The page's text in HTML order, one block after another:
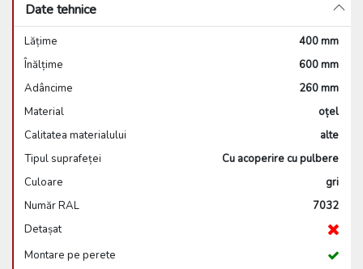
Date tehnice
Lățime
400 mm
Înălțime
600 mm
Adâncime
260 mm
Material
oțel
Calitatea materialului
alte
Tipul suprafeței
Cu acoperire cu pulbere
Culoare
gri
Număr RAL
7032
Detașat
Montare pe perete